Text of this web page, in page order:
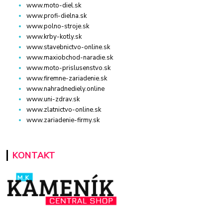
www.moto-diel.sk
www.profi-dielna.sk
www.polno-stroje.sk
www.krby-kotly.sk
www.stavebnictvo-online.sk
www.maxiobchod-naradie.sk
www.moto-prislusenstvo.sk
www.firemne-zariadenie.sk
www.nahradnediely.online
www.uni-zdrav.sk
www.zlatnictvo-online.sk
www.zariadenie-firmy.sk
KONTAKT